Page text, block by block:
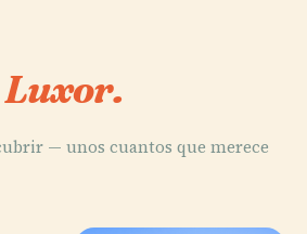
Luxor.
— unos cuantos que merece